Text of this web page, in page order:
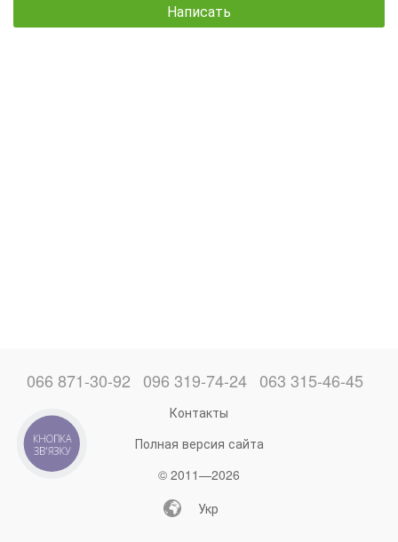
Написать
066 871-30-92 096 319-74-24 063 315-46-45
Контакты
Полная версия сайта
© 2011—2026
Укр
КНОПКА
ЗВ'ЯЗКУ